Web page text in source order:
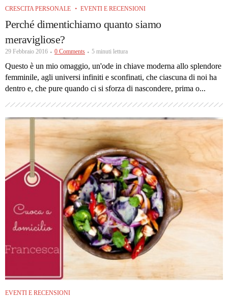
CRESCITA PERSONALE EVENTI E RECENSIONI
Perché dimentichiamo quanto siamo
meravigliose?
29 Febbraio 2016 0 Comments 5 minuti lettura
Questo è un mio omaggio, un'ode in chiave moderna allo splendore
femminile, agli universi infiniti e sconfinati, che ciascuna di noi ha
dentro e, che pure quando ci si sforza di nascondere, prima o...
EVENTI E RECENSIONI